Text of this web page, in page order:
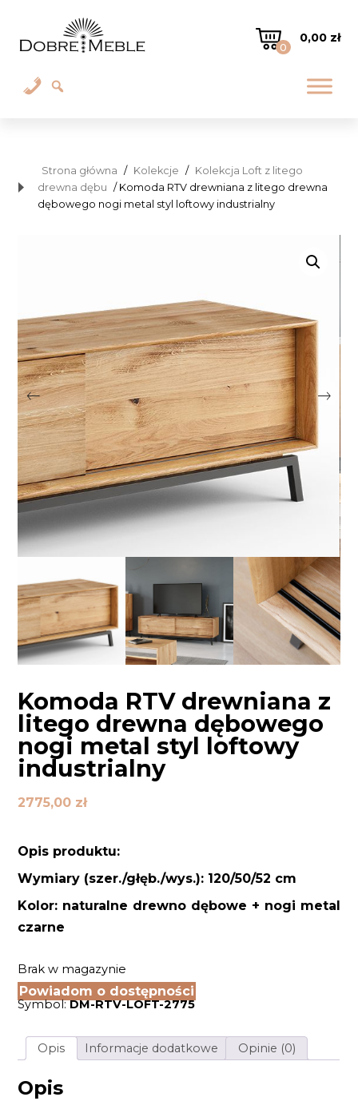
0
0,00 zł
Strona główna / Kolekcje / Kolekcja Loft z litego
drewna dębu / Komoda RTV drewniana z litego drewna
dębowego nogi metal styl loftowy industrialny
Komoda RTV drewniana z
litego drewna dębowego
nogi metal styl loftowy
industrialny
2775,00 zł
Opis produktu:
Wymiary (szer./głęb./wys.): 120/50/52 cm
Kolor: naturalne drewno dębowe + nogi metal
czarne
Brak w magazynie
Powiadom o dostępności
Symbol:DM-RTV-LOFT-2775
Opis Informacje dodatkowe Opinie (0)
Opis